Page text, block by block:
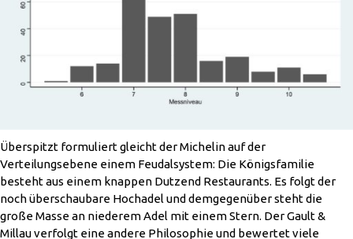
Überspitzt formuliert gleicht der Michelin auf der
Verteilungsebene einem Feudalsystem: Die Königsfamilie
besteht aus einem knappen Dutzend Restaurants. Es folgt der
noch überschaubare Hochadel und demgegenüber steht die
große Masse an niederem Adel mit einem Stern. Der Gault &
Millau verfolgt eine andere Philosophie und bewertet viele